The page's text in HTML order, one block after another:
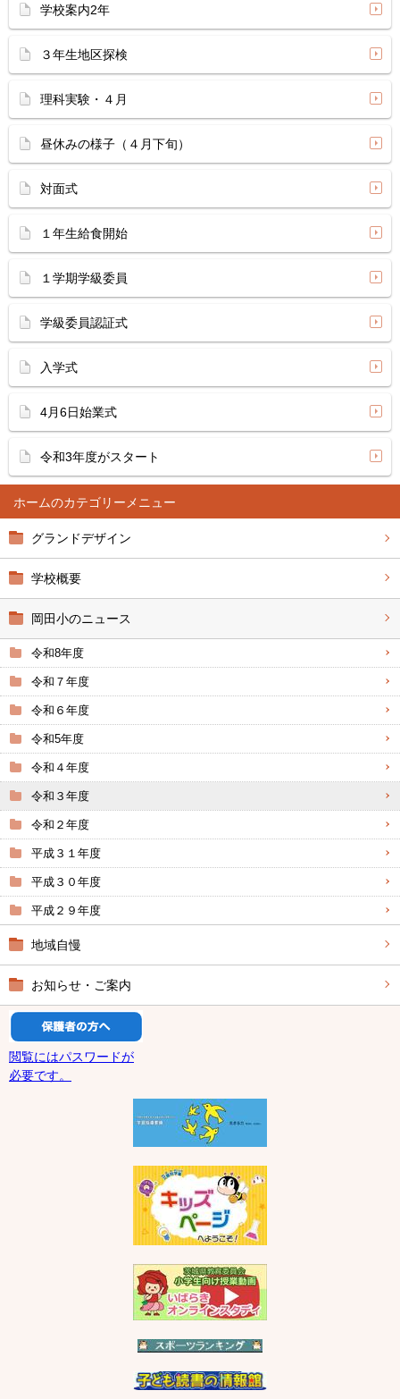
ホーム
グランドデザイン
学校概要
岡田小のニュース
令和8年度
令和７年度
令和６年度
令和5年度
令和４年度
令和３年度
令和２年度
平成３１年度
平成３０年度
平成２９年度
地域自慢
お知らせ・ご案内
閲覧にはパスワードが
必要です。
学校案内2年
３年生地区探検
理科実験・４月
昼休みの様子（４月下旬）
対面式
１年生給食開始
１学期学級委員
学級委員認証式
入学式
4月6日始業式
令和3年度がスタート